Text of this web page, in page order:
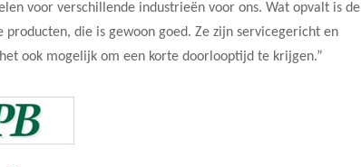
voor verschillende industrieën voor ons. Wat opvalt is de
producten, die is gewoon goed. Ze zijn servicegericht en
ook mogelijk om een korte doorlooptijd te krijgen.”